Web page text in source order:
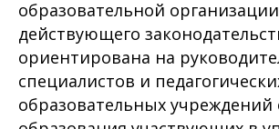
образовательной
действующего
ориентирована на
специалистов и
образовательных учреждений